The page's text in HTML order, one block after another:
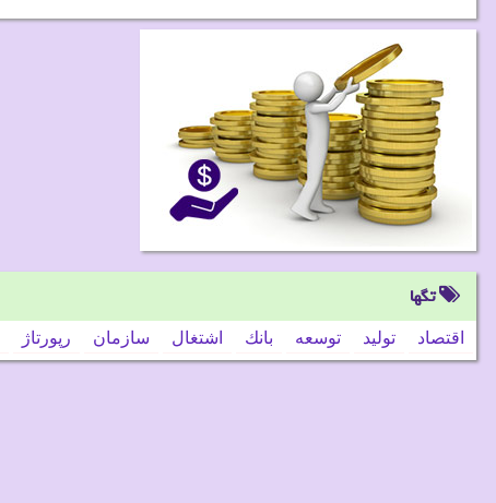
تگها
اقتصاد تولید توسعه بانك اشتغال سازمان رپورتاژ